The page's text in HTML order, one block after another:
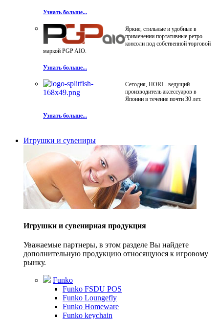
Узнать больше...
Яркие, стильные и удобные в
применении портативные ретро-
консоли под собственной торговой
маркой PGP AIO.
Узнать больше...
Сегодня, HORI - ведущий
производитель аксессуаров в
Японии в течение почти 30 лет.
Узнать больше...
Игрушки и сувениры
Игрушки и сувенирная продукция
Уважаемые партнеры, в этом разделе Вы найдете
дополнительную продукцию относящуюся к игровому
рынку.
Funko
Funko FSDU POS
Funko Loungefly
Funko Homeware
Funko keychain